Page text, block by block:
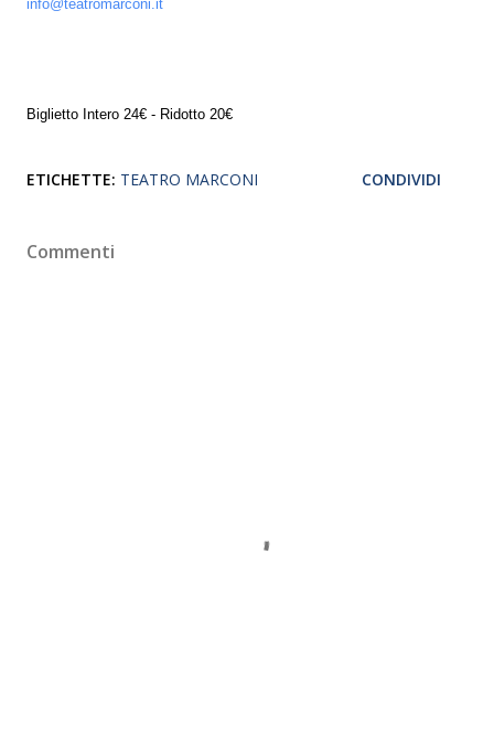
info@teatromarconi.it
Biglietto Intero 24€ - Ridotto 20€
ETICHETTE: TEATRO MARCONI CONDIVIDI
Commenti